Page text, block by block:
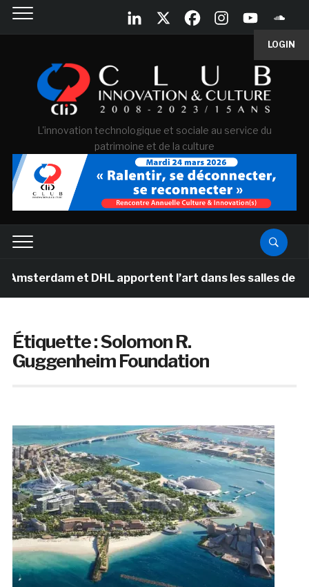
LOGIN
L'innovation technologique et sociale au service du
patrimoine et de la culture
et DHL apportent l’art dans les salles de classe
Étiquette :Solomon R.
Guggenheim Foundation